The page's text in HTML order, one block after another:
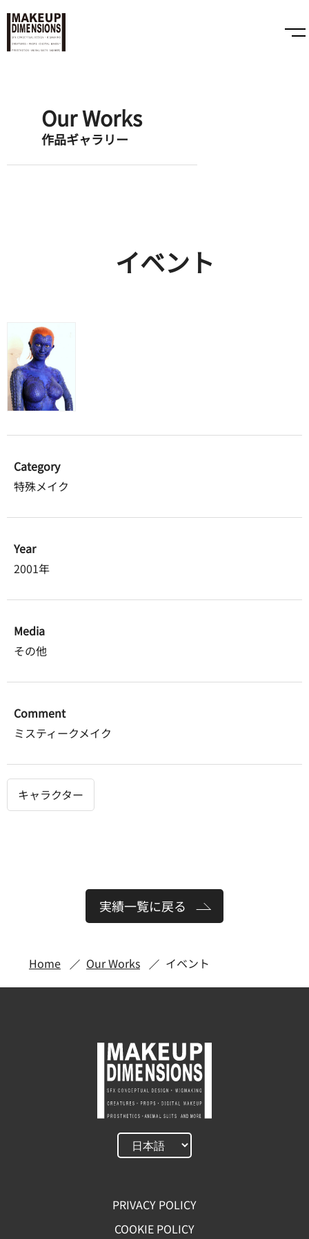
Our Works
作品ギャラリー
イベント
Category
特殊メイク
Year
2001年
Media
その他
Comment
ミスティークメイク
キャラクター
実績一覧に戻る
Home Our Works イベント
PRIVACY POLICY
COOKIE POLICY